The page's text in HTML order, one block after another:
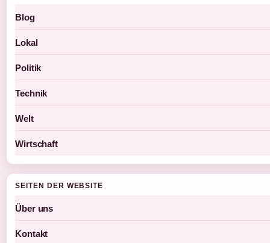
Blog
Lokal
Politik
Technik
Welt
Wirtschaft
SEITEN DER WEBSITE
Über uns
Kontakt